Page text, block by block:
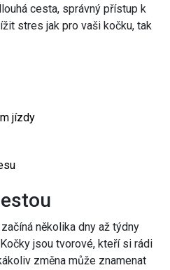
cesta, správný přístup k
stres jak pro vaši kočku, tak
jízdy
několika dny až týdny
jsou tvorové, kteří si rádi
změna může znamenat